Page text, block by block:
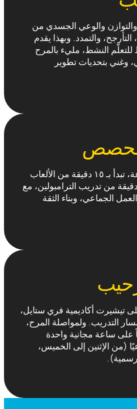
والتوازن والوعي الجسدي من
والتمدد. وبهذا يقدم
النشط، مليء بالمرح
وغني بتحديات تطوير
كل حصة مدتها ساعة، تبدأ بـ ١٥ دقيقة من الألعاب
والتمارين، تليها ٤٥ دقيقة من تدريب الترامبولين، مع
الجماعي، وبناء الثقة
أكاديمية فري ستايل،
التدريب. ولمواصلة المرح،
ساعة مجانية واحدة
(من الإثنين إلى الخميس،